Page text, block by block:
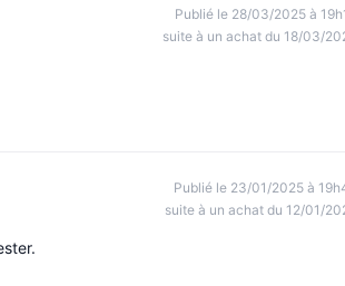
Publié le 28/03/2025 à
suite à un achat du 18/03/
Publié le 23/01/2025 à
suite à un achat du 12/01/